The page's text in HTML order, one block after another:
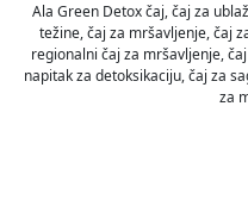
Ala Green Detox čaj, čaj za
težine, čaj za mršavljenje, čaj
regionalni čaj za mršavljenje,
napitak za detoksikaciju, čaj za
za